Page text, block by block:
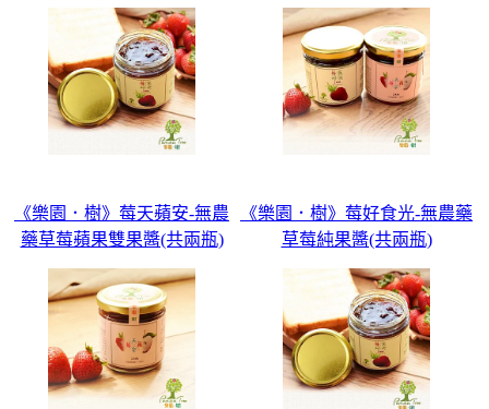
《樂園．樹》莓天蘋安-無農
藥草莓蘋果雙果醬(共兩瓶)
《樂園．樹》莓好食光-無農藥
草莓純果醬(共兩瓶)